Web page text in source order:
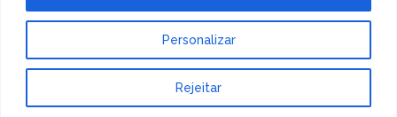
Personalizar
Rejeitar
Tabela PeriódicaCopyright © 2026.
Tema de MyThemeShop